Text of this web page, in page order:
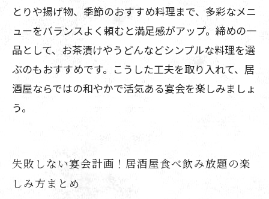
とりや揚げ物、季節のおすすめ料理まで、多彩なメニ
ューをバランスよく頼むと満足感がアップ。締めの一
品として、お茶漬けやうどんなどシンプルな料理を選
ぶのもおすすめです。こうした工夫を取り入れて、居
酒屋ならではの和やかで活気ある宴会を楽しみましょ
う。
失敗しない宴会計画！居酒屋食べ飲み放題の楽
しみ方まとめ